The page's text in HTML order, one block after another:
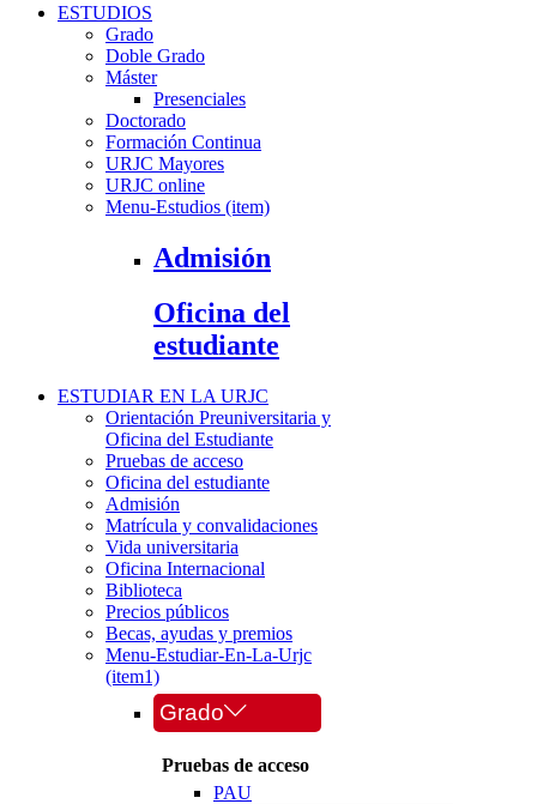
ESTUDIOS
Grado
Doble Grado
Máster
Presenciales
Doctorado
Formación Continua
URJC Mayores
URJC online
Menu-Estudios (item)
Admisión
Oficina del
estudiante
ESTUDIAR EN LA URJC
Orientación Preuniversitaria y
Oficina del Estudiante
Pruebas de acceso
Oficina del estudiante
Admisión
Matrícula y convalidaciones
Vida universitaria
Oficina Internacional
Biblioteca
Precios públicos
Becas, ayudas y premios
Menu-Estudiar-En-La-Urjc
(item1)
Grado
Pruebas de acceso
PAU